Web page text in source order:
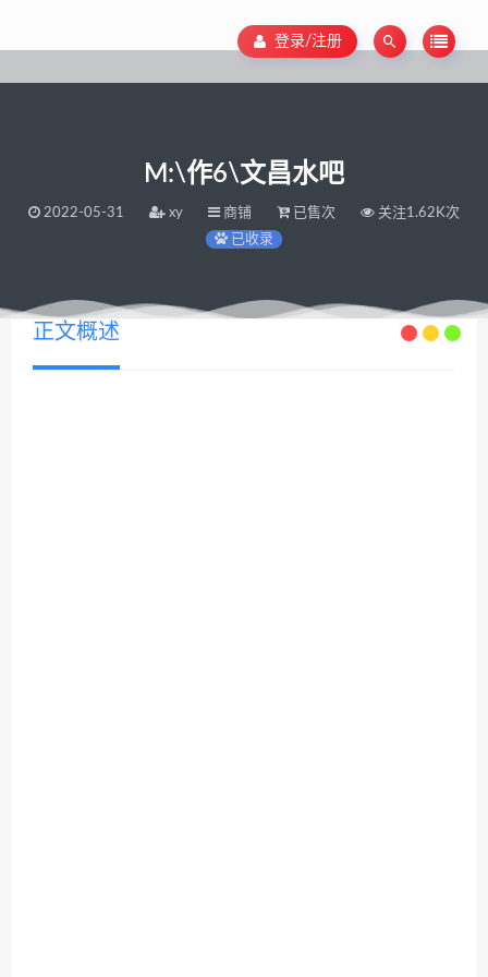
登录/注册
M:\作6\文昌水吧
2022-05-31 xy 商铺 已售次
关注1.62K次
已收录
正文概述